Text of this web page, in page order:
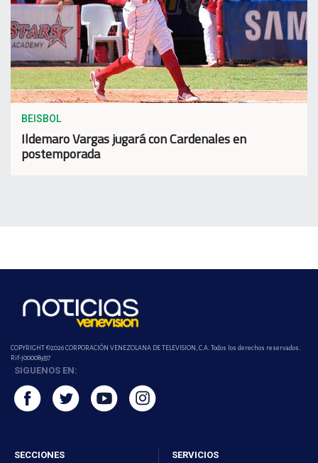
BEISBOL
Ildemaro Vargas jugará con Cardenales en
postemporada
COPYRIGHT ©2026 CORPORACIÓN VENEZOLANA DE TELEVISION, C.A. Todos los derechos reservados.
Rif-j000089337
SIGUENOS EN:
SECCIONES SERVICIOS